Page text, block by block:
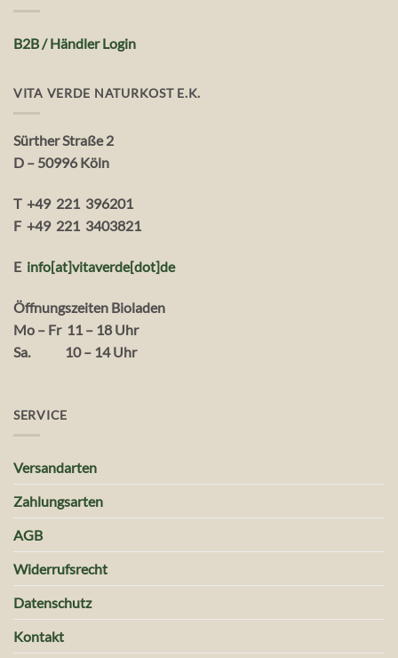
B2B / Händler Login
VITA VERDE NATURKOST E.K.
Sürther Straße 2
D – 50996 Köln
T +49 221 396201
F +49 221 3403821
E info[at]vitaverde[dot]de
Öffnungszeiten Bioladen
Mo – Fr 11 – 18 Uhr
Sa. 10 – 14 Uhr
SERVICE
Versandarten
Zahlungsarten
AGB
Widerrufsrecht
Datenschutz
Kontakt